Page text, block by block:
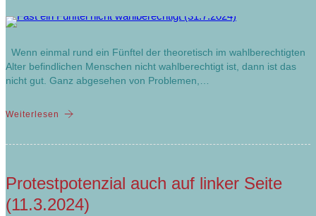
Wenn einmal rund ein Fünftel der theoretisch im wahlberechtigten
Alter befindlichen Menschen nicht wahlberechtigt ist, dann ist das
nicht gut. Ganz abgesehen von Problemen,…
Weiterlesen
Protestpotenzial auch auf linker Seite
(11.3.2024)